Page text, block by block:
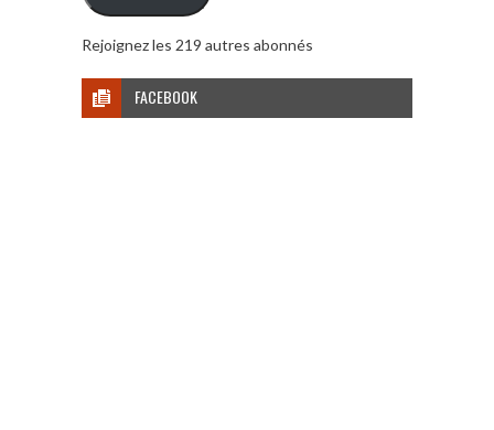
Rejoignez les 219 autres abonnés
FACEBOOK